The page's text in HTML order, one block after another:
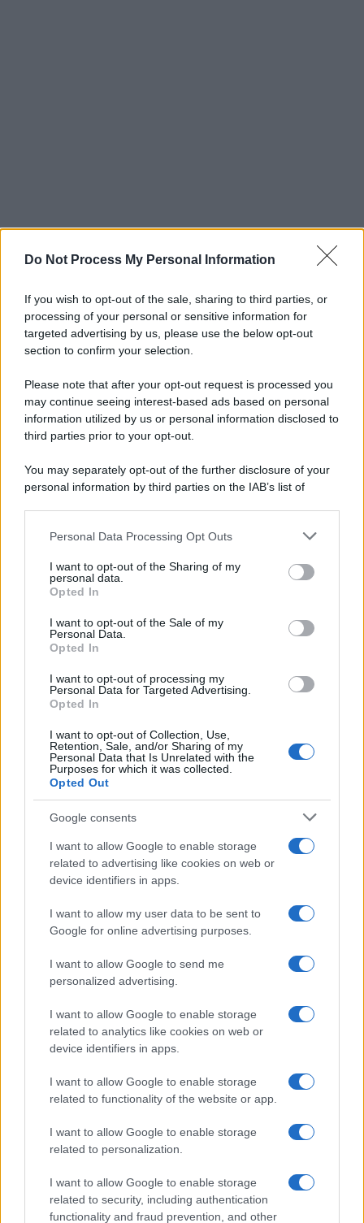
Do Not Process My Personal Information
If you wish to opt-out of the sale, sharing to third parties, or
processing of your personal or sensitive information for
targeted advertising by us, please use the below opt-out
section to confirm your selection.
Please note that after your opt-out request is processed you
may continue seeing interest-based ads based on personal
information utilized by us or personal information disclosed to
third parties prior to your opt-out.
You may separately opt-out of the further disclosure of your
personal information by third parties on the IAB’s list of
This information may also be disclosed by us to third parties
disclose it to other third parties.
Please note that this website/app uses one or more Google
services and may gather and store information including but
not limited to your visit or usage behaviour. You may click to
grant or deny consent to Google and its third-party tags to
consent section.
Personal Data Processing Opt Outs
I want to opt-out of the Sharing of my
personal data.
Opted In
I want to opt-out of the Sale of my
Personal Data.
Opted In
I want to opt-out of processing my
Personal Data for Targeted Advertising.
Opted In
I want to opt-out of Collection, Use,
Retention, Sale, and/or Sharing of my
Personal Data that Is Unrelated with the
Purposes for which it was collected.
Opted Out
Google consents
I want to allow Google to enable storage
related to advertising like cookies on web or
device identifiers in apps.
I want to allow my user data to be sent to
Google for online advertising purposes.
I want to allow Google to send me
personalized advertising.
I want to allow Google to enable storage
related to analytics like cookies on web or
device identifiers in apps.
I want to allow Google to enable storage
related to functionality of the website or app.
I want to allow Google to enable storage
related to personalization.
I want to allow Google to enable storage
related to security, including authentication
functionality and fraud prevention, and other